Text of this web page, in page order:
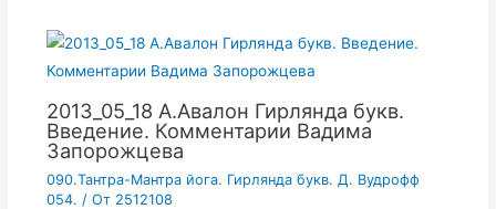
2013_05_18 А.Авалон Гирлянда букв.
Введение. Комментарии Вадима
Запорожцева
090.Тантра-Мантра йога. Гирлянда букв. Д. Вудрофф
054. / От 2512108